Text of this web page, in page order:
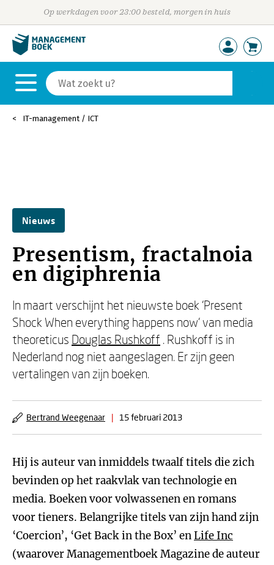
Op werkdagen voor 23:00 besteld, morgen in huis
IT-management / ICT
Nieuws
Presentism, fractalnoia
en digiphrenia
In maart verschijnt het nieuwste boek ‘Present
Shock When everything happens now’ van media
theoreticus Douglas Rushkoff . Rushkoff is in
Nederland nog niet aangeslagen. Er zijn geen
vertalingen van zijn boeken.
Bertrand Weegenaar | 15 februari 2013
Hij is auteur van inmiddels twaalf titels die zich
bevinden op het raakvlak van technologie en
media. Boeken voor volwassenen en romans
voor tieners. Belangrijke titels van zijn hand zijn
‘Coercion’, ‘Get Back in the Box’ enLife Inc
(waarover Managementboek Magazine de auteur